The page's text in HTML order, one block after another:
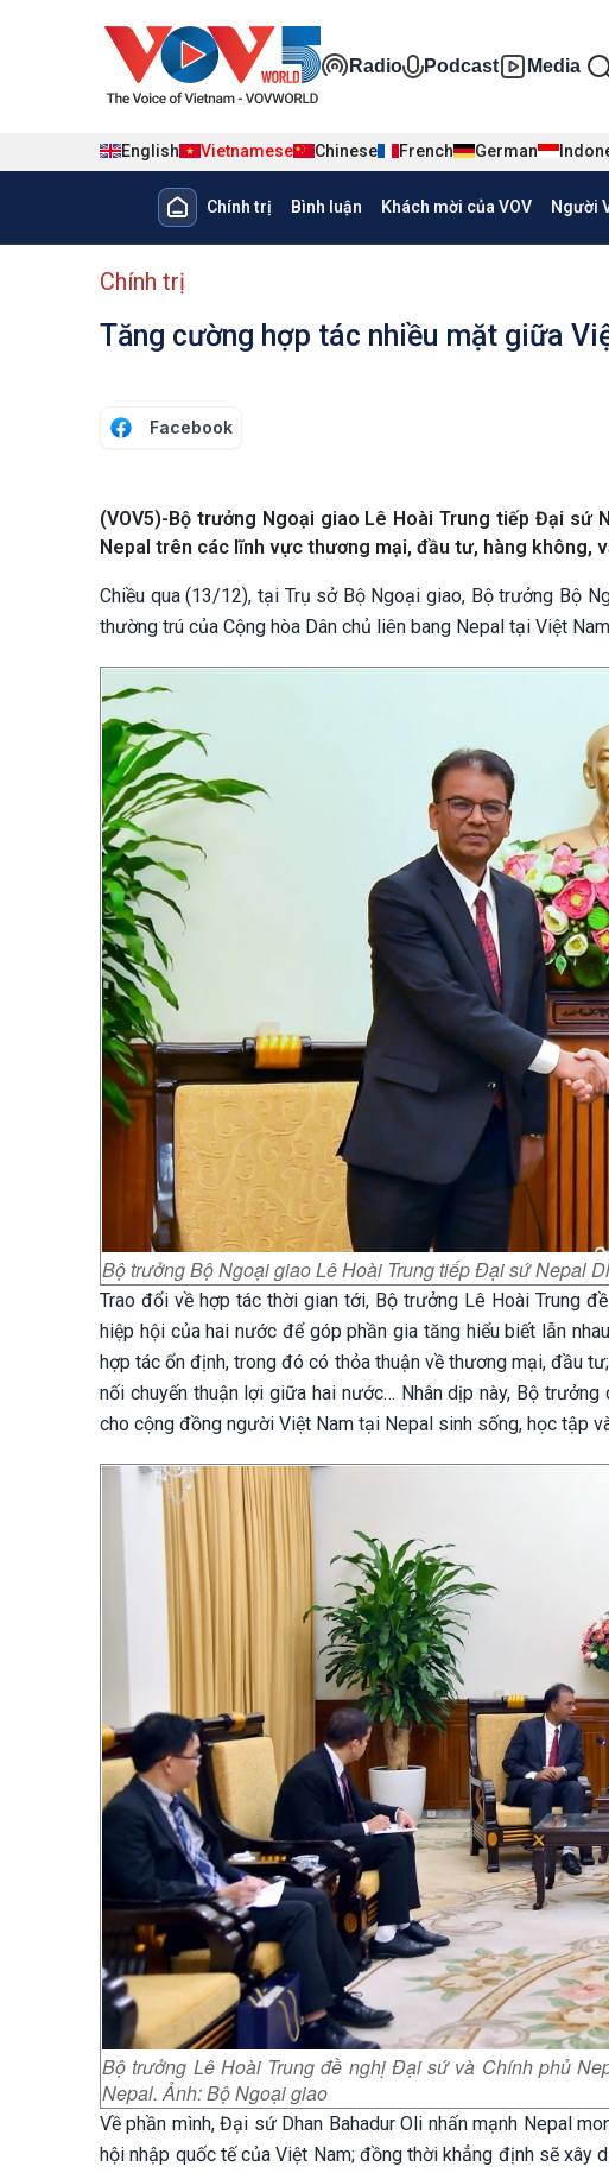
Đa phương tiện
Radio Podcast Media
English Vietnamese Chinese French German
Main navigation
Chính trị Bình luận Khách mời của VOV Người
menu phụ tiếng Việt
Chính trị
Tăng cường hợp tác nhiều mặt giữa
Facebook
(VOV5)-Bộ trưởng Ngoại giao Lê Hoài Trung tiếp Đại sứ
Nepal trên các lĩnh vực thương mại, đầu tư, hàng không,
Chiều qua (13/12), tại Trụ sở Bộ Ngoại giao, Bộ trưởng Bộ
thường trú của Cộng hòa Dân chủ liên bang Nepal tại Việt
Bộ trưởng Bộ Ngoại giao Lê Hoài Trung tiếp Đại sứ Nepal
Trao đổi về hợp tác thời gian tới, Bộ trưởng Lê Hoài Trung
hiệp hội của hai nước để góp phần gia tăng hiểu biết lẫn
hợp tác ổn định, trong đó có thỏa thuận về thương mại, đầu
nối chuyến thuận lợi giữa hai nước… Nhân dịp này, Bộ
cho cộng đồng người Việt Nam tại Nepal sinh sống, học tập
Bộ trưởng Lê Hoài Trung đề nghị Đại sứ và Chính phủ
Nepal. Ảnh: Bộ Ngoại giao
Về phần mình, Đại sứ Dhan Bahadur Oli nhấn mạnh Nepal
hội nhập quốc tế của Việt Nam; đồng thời khẳng định sẽ